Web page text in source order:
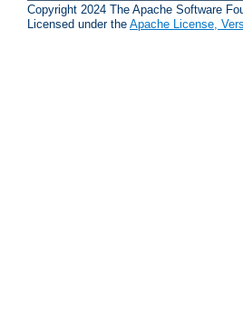
Copyright 2024 The Apache Software
Licensed under the Apache License,